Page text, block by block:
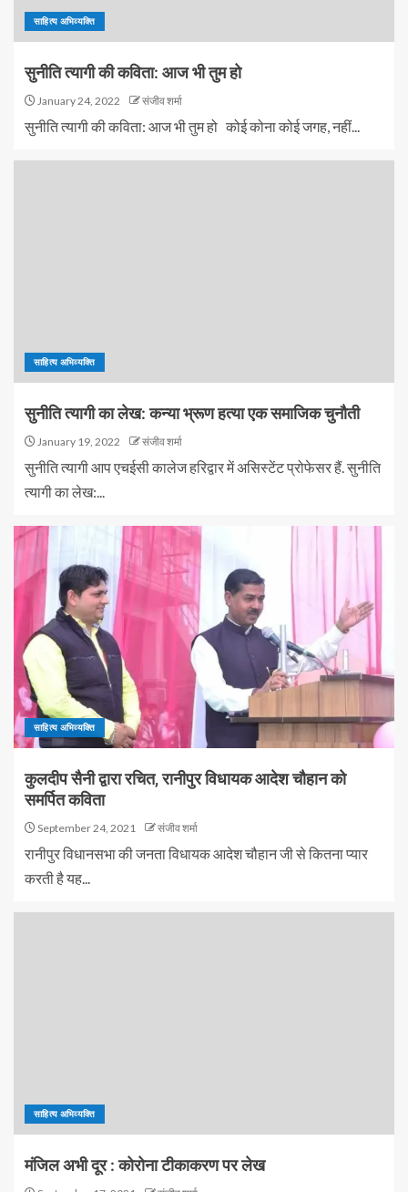
साहित्य अभिव्यक्ति
सुनीति त्यागी की कविता: आज भी तुम हो
January 24, 2022 संजीव शर्मा
सुनीति त्यागी की कविता: आज भी तुम हो कोई कोना कोई जगह, नहीं...
साहित्य अभिव्यक्ति
सुनीति त्यागी का लेख: कन्या भ्रूण हत्या एक समाजिक चुनौती
January 19, 2022 संजीव शर्मा
सुनीति त्यागी आप एचईसी कालेज हरिद्वार में असिस्टेंट प्रोफेसर हैं. सुनीति
त्यागी का लेख:...
साहित्य अभिव्यक्ति
कुलदीप सैनी द्वारा रचित, रानीपुर विधायक आदेश चौहान को
समर्पित कविता
September 24, 2021 संजीव शर्मा
रानीपुर विधानसभा की जनता विधायक आदेश चौहान जी से कितना प्यार
करती है यह...
साहित्य अभिव्यक्ति
मंजिल अभी दूर : कोरोना टीकाकरण पर लेख